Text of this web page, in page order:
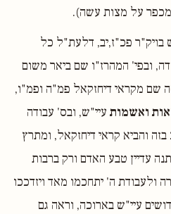
על מצות עשה).
פכ"ז,יב, דלעת"ל כל
ובפי' המהרז"ו שם ביאר משום
מקראי דיחזקאל פמ"ה ופמ"ו,
ואשמות עיי"ש, ובס' עבודה
והביא קראי דיחזקאל, ומתרץ
עדיין טבע האדם ורק ברבות
ולעבודת ה' יתחכמו מאד ויזדככו
עיי"ש בארוכה, וראה גם